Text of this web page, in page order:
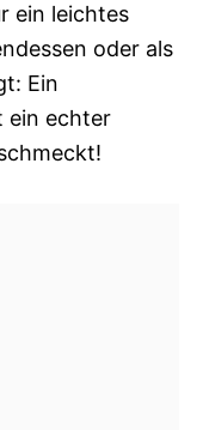
ein leichtes
oder als
Ein
ein echter